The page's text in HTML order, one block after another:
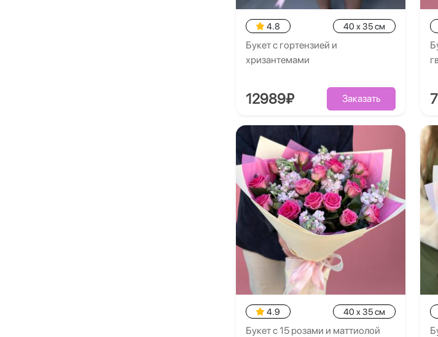
4.8 40 x 35 см
Букет с гортензией и
хризантемами
12989₽ Заказать
4.9 40 x 35 см
Букет с 15 розами и маттиолой